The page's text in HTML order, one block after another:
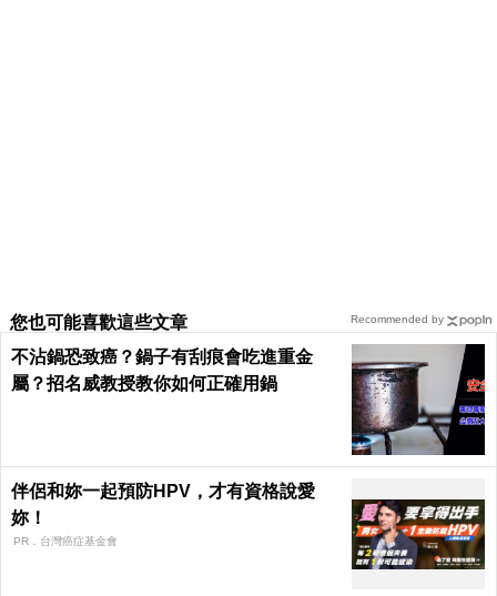
您也可能喜歡這些文章
不沾鍋恐致癌？鍋子有刮痕會吃進重金
屬？招名威教授教你如何正確用鍋
伴侶和妳一起預防HPV，才有資格說愛
妳！
PR．台灣癌症基金會
Recommended by